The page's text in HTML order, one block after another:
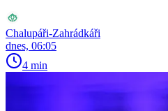
Chalupáři-Zahrádkáři
dnes, 06:05
4 min